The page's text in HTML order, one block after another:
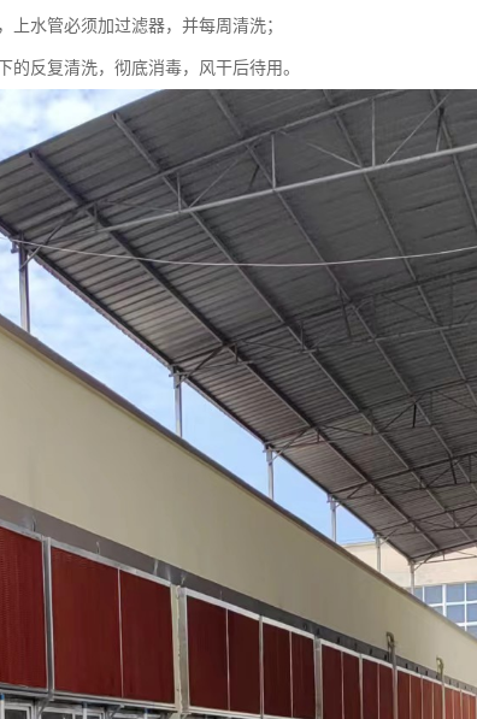
水管必须加过滤器，并每周清洗；
反复清洗，彻底消毒，风干后待用。